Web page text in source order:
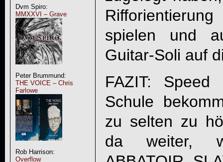
Dvm Spiro:
MMXXVI – Grave
Peter Brummund:
THE VOICE – Chris
Farlowe
Rob Harrison:
Overflow
spielen und
Guitar-Soli auf
FAZIT:
Schule
zu selten zu
da weiter,